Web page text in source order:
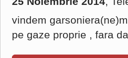
vindem
pe gaze proprie , fara